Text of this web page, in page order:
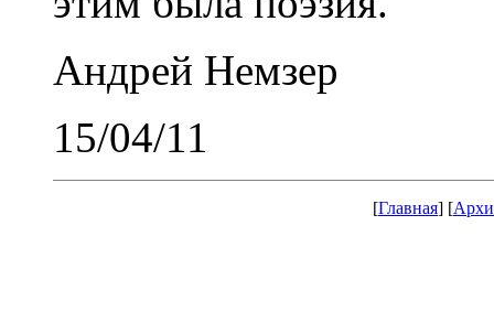
Андрей Немзер
15/04/11
[Главная] [